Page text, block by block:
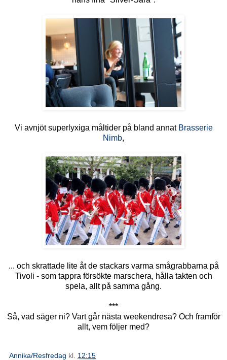
Vi avnjöt superlyxiga måltider på bland annat Brasserie
Nimb,
... och skrattade lite åt de stackars varma smågrabbarna på
Tivoli - som tappra försökte marschera, hålla takten och
spela, allt på samma gång.
***
Så, vad säger ni? Vart går nästa weekendresa? Och framför
allt, vem följer med?
Annika/Resfredag kl. 12:15